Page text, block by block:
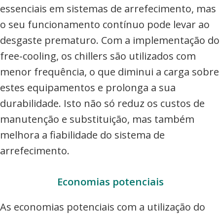
essenciais em sistemas de arrefecimento, mas
o seu funcionamento contínuo pode levar ao
desgaste prematuro. Com a implementação do
free-cooling, os chillers são utilizados com
menor frequência, o que diminui a carga sobre
estes equipamentos e prolonga a sua
durabilidade. Isto não só reduz os custos de
manutenção e substituição, mas também
melhora a fiabilidade do sistema de
arrefecimento.
Economias potenciais
As economias potenciais com a utilização do